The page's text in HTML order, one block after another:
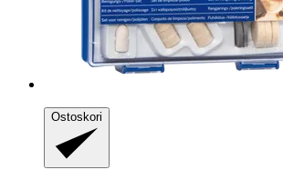
Ostoskori